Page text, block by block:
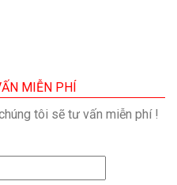
MIỄN PHÍ
tôi sẽ tư vấn miễn phí !